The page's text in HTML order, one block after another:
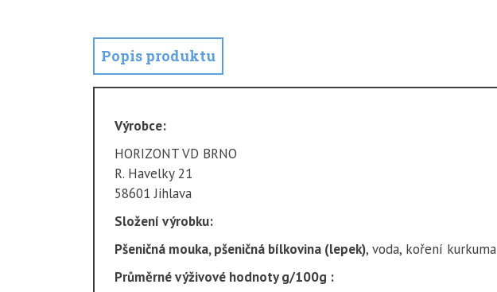
Popis produktu
Výrobce:
HORIZONT VD BRNO
R. Havelky 21
58601 Jihlava
Složení výrobku:
Pšeničná mouka, pšeničná bílkovina (lepek), voda, koření kurkuma
Průměrné výživové hodnoty g/100g :